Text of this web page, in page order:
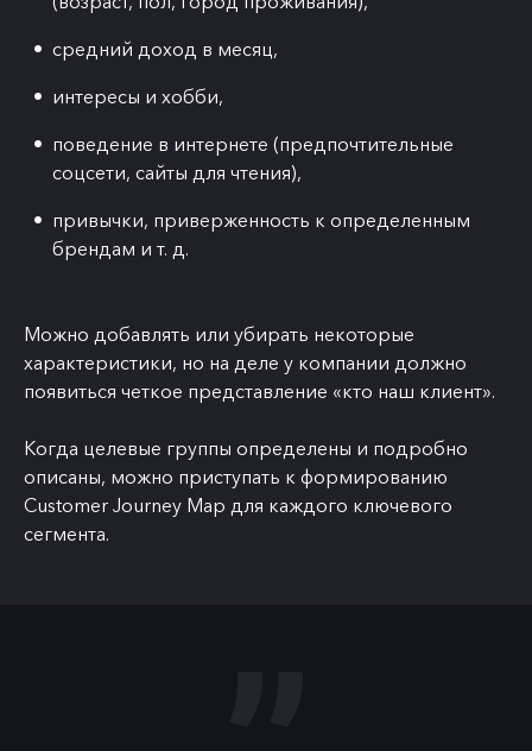
средний доход в месяц,
интересы и хобби,
поведение в интернете (предпочтительные
соцсети, сайты для чтения),
привычки, приверженность к определенным
брендам и т. д.
Можно добавлять или убирать некоторые
характеристики, но на деле у компании должно
появиться четкое представление «кто наш клиент».
Когда целевые группы определены и подробно
описаны, можно приступать к формированию
Customer Journey Map для каждого ключевого
сегмента.